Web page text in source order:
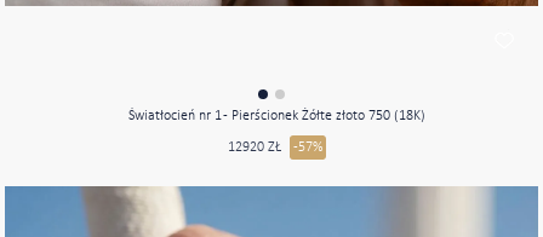
Światłocień nr 1 - Pierścionek Żółte złoto 750 (18K)
12920 ZŁ -57%